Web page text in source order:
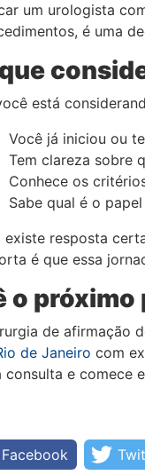
um urologista
é uma
está
Você já iniciou ou
Tem clareza sobre
Conhece os
Sabe qual é o
existe resposta
é que essa
o
de afirmação
de Janeiro com
consulta e comece
Facebook